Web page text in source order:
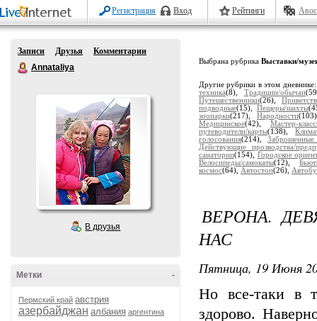
Регистрация Вход Рейтинги
Записи Друзья
Комментарии
Annataliya
В друзья
-
Метки
Пермский край австрия
азербайджан албания аргентина
Выбрана рубрика Выставки/
Другие рубрики в этом
техника(8), Традиции/обычаи
Путешественники(26),
подводные(15), Пещеры/шахты
зоопарки(217), Народности
Медицинское(42), Мастер-
путеводители/карты(138),
голосования(214), Заброшенные
Действующие прозводства/
санатории(154), Городское
Велосипеды/самокаты(12),
космос(64), Автостоп(26),
ВЕРОНА.
НАС
Пятница, 19 Июня
Но все-таки в
здорово.